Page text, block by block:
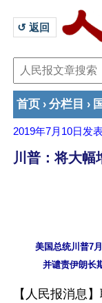
↺ 返回
首页 › 分栏目 ›
2019年7月10日 发
川普：将大幅
美国总统川普7
【人民报消息